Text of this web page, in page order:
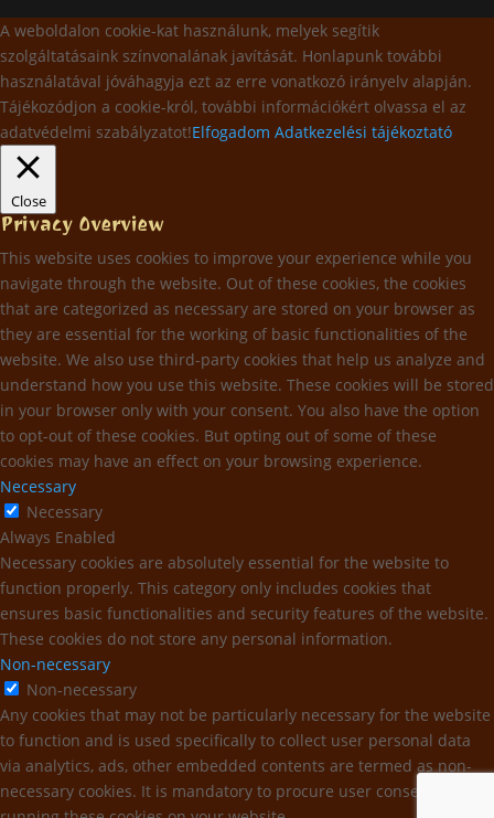
A weboldalon cookie-kat használunk, melyek segítik
szolgáltatásaink színvonalának javítását. Honlapunk további
használatával jóváhagyja ezt az erre vonatkozó irányelv alapján.
Tájékozódjon a cookie-król, további információkért olvassa el az
adatvédelmi szabályzatot!Elfogadom Adatkezelési tájékoztató
Close
Privacy Overview
This website uses cookies to improve your experience while you
navigate through the website. Out of these cookies, the cookies
that are categorized as necessary are stored on your browser as
they are essential for the working of basic functionalities of the
website. We also use third-party cookies that help us analyze and
understand how you use this website. These cookies will be stored
in your browser only with your consent. You also have the option
to opt-out of these cookies. But opting out of some of these
cookies may have an effect on your browsing experience.
Necessary
Necessary
Always Enabled
Necessary cookies are absolutely essential for the website to
function properly. This category only includes cookies that
ensures basic functionalities and security features of the website.
These cookies do not store any personal information.
Non-necessary
Non-necessary
Any cookies that may not be particularly necessary for the website
to function and is used specifically to collect user personal data
via analytics, ads, other embedded contents are termed as non-
necessary cookies. It is mandatory to procure user consent prior to